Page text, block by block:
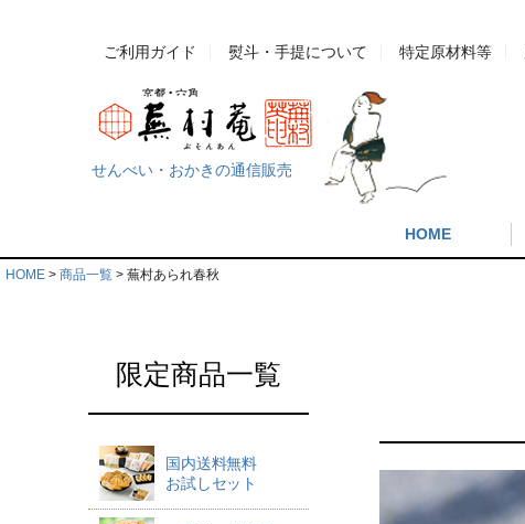
ご利用ガイド 熨斗・手提について 特定原材料等
せんべい・おかきの通信販売
HOME
HOME 商品一覧 蕪村あられ春秋
限定商品一覧
国内送料無料
お試しセット